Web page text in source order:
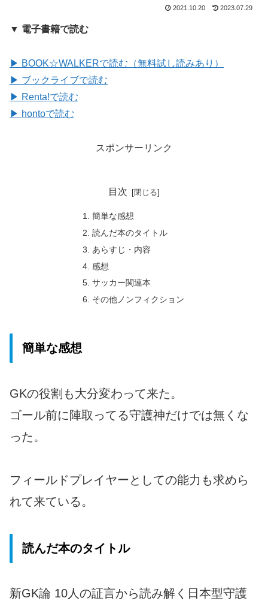
2021.10.20 2023.07.29
▼ 電子書籍で読む
▶ BOOK☆WALKERで読む（無料試し読みあり）
▶ ブックライブで読む
▶ Renta!で読む
▶ hontoで読む
スポンサーリンク
目次
簡単な感想
読んだ本のタイトル
あらすじ・内容
感想
サッカー関連本
その他ノンフィクション
簡単な感想
GKの役割も大分変わって来た。
ゴール前に陣取ってる守護神だけでは無くな
った。
フィールドプレイヤーとしての能力も求めら
れて来ている。
読んだ本のタイトル
新GK論 10人の証言から読み解く日本型守護